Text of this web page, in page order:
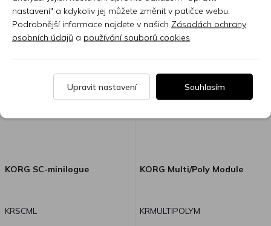
KORG SC-minilogue
KRSCML
KORG Multi/Poly Module
KRMULTIPOLYM
nastavení" a kdykoliv jej můžete změnit v patičce webu.
Podrobnější informace najdete v našich Zásadách ochrany
osobních údajů a používání souborů cookies
Upravit nastavení Souhlasím